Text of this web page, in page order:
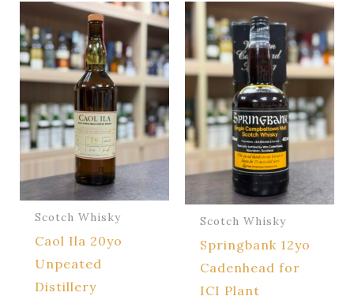
Scotch Whisky
Caol Ila 20yo
Unpeated
Distillery
Scotch Whisky
Springbank 12yo
Cadenhead for
ICI Plant